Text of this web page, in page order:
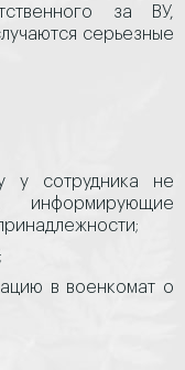
за ВУ,
серьезные
у сотрудника не
информирующие
в военкомат о